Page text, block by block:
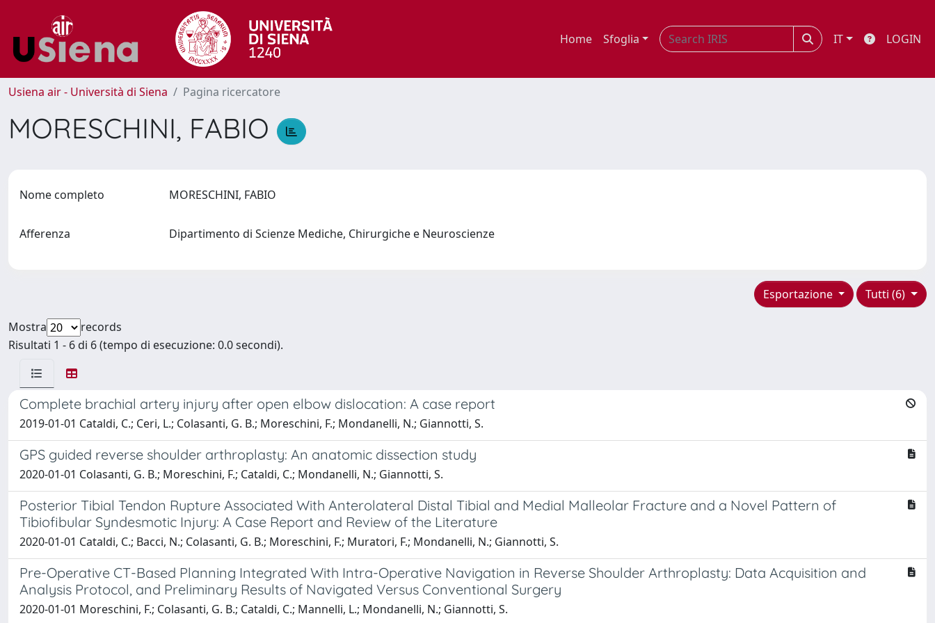
Home Sfoglia IT LOGIN
Usiena air - Università di Siena Pagina ricercatore
MORESCHINI, FABIO
Nome completo MORESCHINI, FABIO
Afferenza Dipartimento di Scienze Mediche, Chirurgiche e Neuroscienze
Tutti (6)
Esportazione
Mostra
records
Risultati 1 - 6 di 6 (tempo di esecuzione: 0.0 secondi).
Complete brachial artery injury after open elbow dislocation: A case report
2019-01-01 Cataldi, C.; Ceri, L.; Colasanti, G. B.; Moreschini, F.; Mondanelli, N.; Giannotti, S.
GPS guided reverse shoulder arthroplasty: An anatomic dissection study
2020-01-01 Colasanti, G. B.; Moreschini, F.; Cataldi, C.; Mondanelli, N.; Giannotti, S.
Posterior Tibial Tendon Rupture Associated With Anterolateral Distal Tibial and Medial Malleolar Fracture and a Novel Pattern of
Tibiofibular Syndesmotic Injury: A Case Report and Review of the Literature
2020-01-01 Cataldi, C.; Bacci, N.; Colasanti, G. B.; Moreschini, F.; Muratori, F.; Mondanelli, N.; Giannotti, S.
Pre-Operative CT-Based Planning Integrated With Intra-Operative Navigation in Reverse Shoulder Arthroplasty: Data Acquisition and
Analysis Protocol, and Preliminary Results of Navigated Versus Conventional Surgery
2020-01-01 Moreschini, F.; Colasanti, G. B.; Cataldi, C.; Mannelli, L.; Mondanelli, N.; Giannotti, S.